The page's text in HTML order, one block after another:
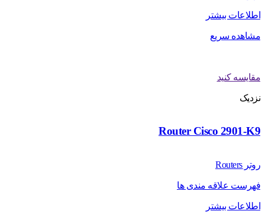
اطلاعات بیشتر
مشاهده سریع
مقایسه کنید
نزدیک
Router Cisco 2901-K9
روتر Routers
فهرست علاقه مندی ها
اطلاعات بیشتر